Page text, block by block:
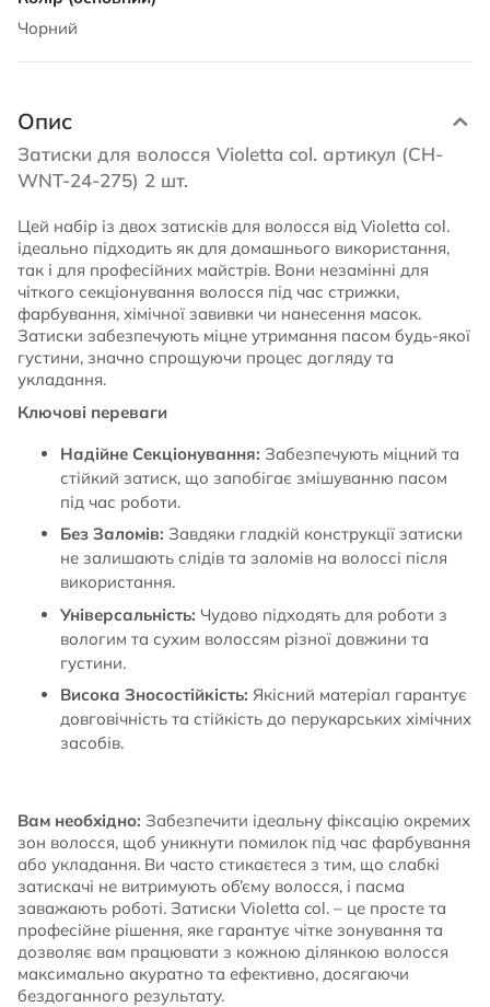
Чорний
Опис
Затиски для волосся Violetta col. артикул (CH-
WNT-24-275) 2 шт.
Цей набір із двох затисків для волосся від Violetta col.
ідеально підходить як для домашнього використання,
так і для професійних майстрів. Вони незамінні для
чіткого секціонування волосся під час стрижки,
фарбування, хімічної завивки чи нанесення масок.
Затиски забезпечують міцне утримання пасом будь-якої
густини, значно спрощуючи процес догляду та
укладання.
Ключові переваги
Надійне Секціонування: Забезпечують міцний та
стійкий затиск, що запобігає змішуванню пасом
під час роботи.
Без Заломів: Завдяки гладкій конструкції затиски
не залишають слідів та заломів на волоссі після
використання.
Універсальність: Чудово підходять для роботи з
вологим та сухим волоссям різної довжини та
густини.
Висока Зносостійкість: Якісний матеріал гарантує
довговічність та стійкість до перукарських хімічних
засобів.
Вам необхідно: Забезпечити ідеальну фіксацію окремих
зон волосся, щоб уникнути помилок під час фарбування
або укладання. Ви часто стикаєтеся з тим, що слабкі
затискачі не витримують об’єму волосся, і пасма
заважають роботі. Затиски Violetta col. – це просте та
професійне рішення, яке гарантує чітке зонування та
дозволяє вам працювати з кожною ділянкою волосся
максимально акуратно та ефективно, досягаючи
бездоганного результату.